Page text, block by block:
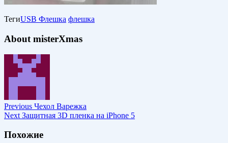
ТегиUSB Флешка флешка
About misterXmas
Previous Чехол Варежка
Next Защитная 3D пленка на iPhone 5
Похожие